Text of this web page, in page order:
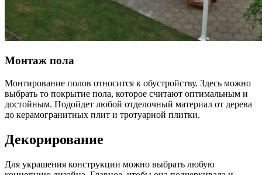
Монтаж пола
Монтирование полов относится к обустройству. Здесь можно
выбрать то покрытие пола, которое считают оптимальным и
достойным. Подойдет любой отделочный материал от дерева
до керамогранитных плит и тротуарной плитки.
Декорирование
Для украшения конструкции можно выбрать любую